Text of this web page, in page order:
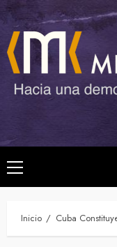
Saltar
al
contenido
Menú
principal
Inicio Cuba